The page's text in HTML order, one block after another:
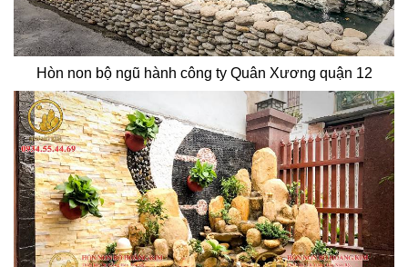
Hòn non bộ ngũ hành công ty Quân Xương quận 12